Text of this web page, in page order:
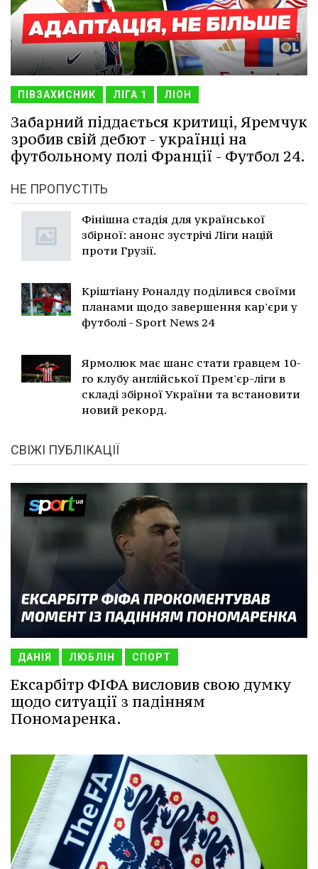
ПІВЗАХИСНИК ЛІГА 1 ЛІОН
Забарний піддається критиці, Яремчук
зробив свій дебют - українці на
футбольному полі Франції - Футбол 24.
НЕ ПРОПУСТІТЬ
Фінішна стадія для української
збірної: анонс зустрічі Ліги націй
проти Грузії.
Кріштіану Роналду поділився своїми
планами щодо завершення кар'єри у
футболі - Sport News 24
Ярмолюк має шанс стати гравцем 10-
го клубу англійської Прем'єр-ліги в
складі збірної України та встановити
новий рекорд.
СВІЖІ ПУБЛІКАЦІЇ
ДАНІЯ ЛЮБЛІН СПОРТ
Ексарбітр ФІФА висловив свою думку
щодо ситуації з падінням
Пономаренка.